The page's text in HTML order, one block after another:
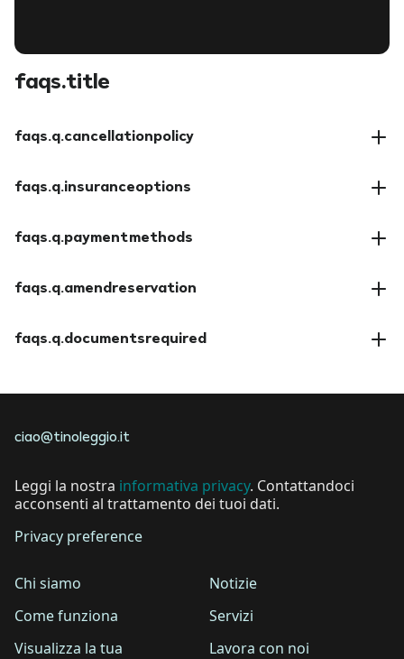
faqs.title
faqs.q.cancellationpolicy
faqs.q.insuranceoptions
faqs.q.paymentmethods
faqs.q.amendreservation
faqs.q.documentsrequired
ciao@tinoleggio.it
Leggi la nostra informativa privacy. Contattandoci
acconsenti al trattamento dei tuoi dati.
Privacy preference
Chi siamo
Come funziona
Visualizza la tua
Notizie
Servizi
Lavora con noi